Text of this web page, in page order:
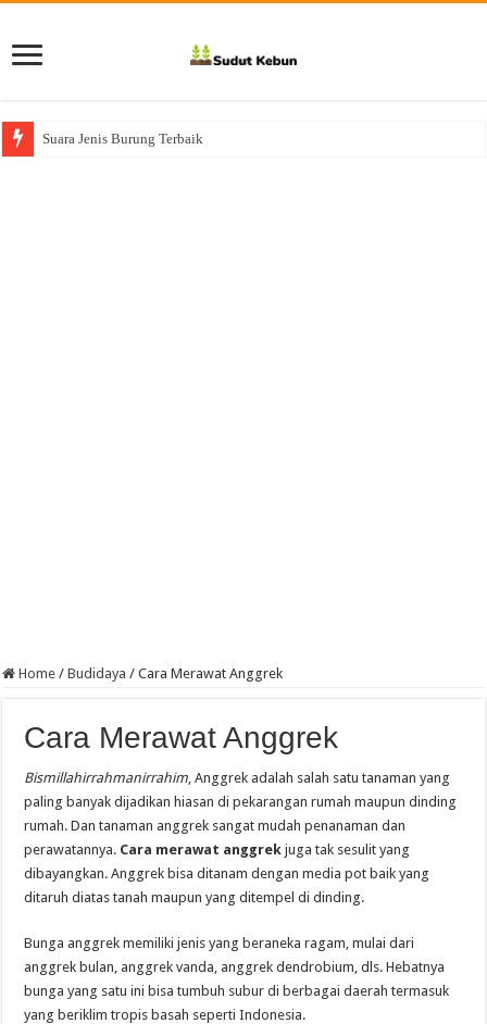
Suara Jenis Burung Terbaik
Home / Budidaya / Cara Merawat Anggrek
Cara Merawat Anggrek
Bismillahirrahmanirrahim, Anggrek adalah salah satu tanaman yang
paling banyak dijadikan hiasan di pekarangan rumah maupun dinding
rumah. Dan tanaman anggrek sangat mudah penanaman dan
perawatannya. Cara merawat anggrek juga tak sesulit yang
dibayangkan. Anggrek bisa ditanam dengan media pot baik yang
ditaruh diatas tanah maupun yang ditempel di dinding.
Bunga anggrek memiliki jenis yang beraneka ragam, mulai dari
anggrek bulan, anggrek vanda, anggrek dendrobium, dls. Hebatnya
bunga yang satu ini bisa tumbuh subur di berbagai daerah termasuk
yang beriklim tropis basah seperti Indonesia.